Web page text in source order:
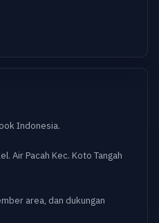
Indonesia.
Air Pacah Kec. Koto Tangah
area, dan dukungan